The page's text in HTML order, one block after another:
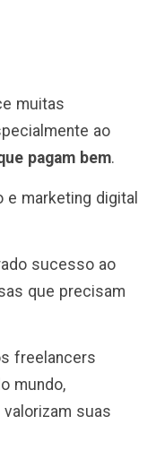
muitas
ao
pagam bem.
marketing digital
sucesso ao
que precisam
freelancers
mundo,
suas